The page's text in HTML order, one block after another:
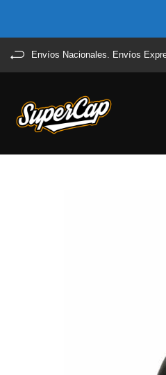
Envíos Nacionales. Envíos